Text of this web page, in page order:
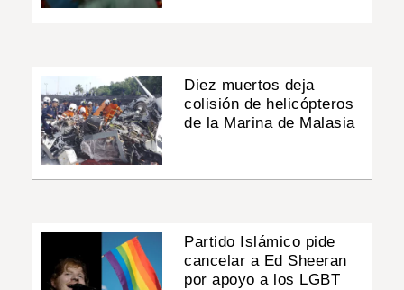
Diez muertos deja
colisión de helicópteros
de la Marina de Malasia
Partido Islámico pide
cancelar a Ed Sheeran
por apoyo a los LGBT